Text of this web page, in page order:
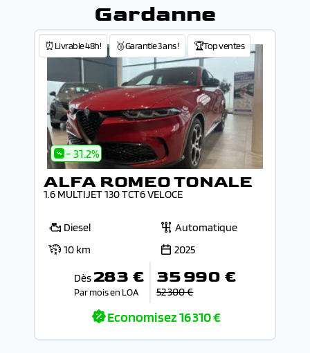
Gardanne
⏰Livrable 48h! 🥉Garantie 3 ans ! 🏆Top ventes
- 31.2%
ALFA ROMEO TONALE
1.6 MULTIJET 130 TCT6 VELOCE
Diesel
Automatique
10 km
2025
Dès 283 €
Par mois en LOA
35 990 €
52 300 €
Economisez16 310 €